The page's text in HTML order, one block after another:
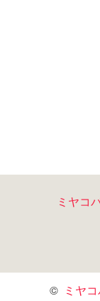
ミヤコ
© ミヤ